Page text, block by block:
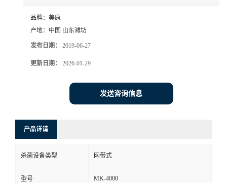
品牌： 美康
产地： 中国 山东潍坊
发布日期： 2019-06-27
更新日期： 2026-01-29
发送咨询信息
产品详请
杀菌设备类型 网带式
型号 MK-4000